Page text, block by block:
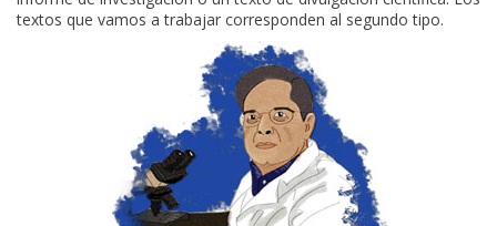
textos que vamos a trabajar corresponden al segundo tipo.